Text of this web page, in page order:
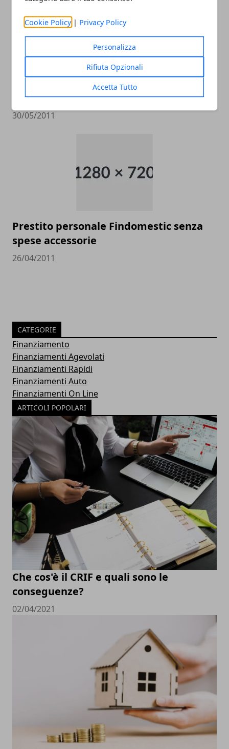
Cookie Policy | Privacy Policy
Personalizza
Rifiuta Opzionali
Accetta Tutto
Finanziamento personale flessibile
Prestito Versatilo
30/05/2011
Prestito personale Findomestic senza
spese accessorie
26/04/2011
CATEGORIE
Finanziamento
Finanziamenti Agevolati
Finanziamenti Rapidi
Finanziamenti Auto
Finanziamenti On Line
ARTICOLI POPOLARI
Che cos'è il CRIF e quali sono le
conseguenze?
02/04/2021